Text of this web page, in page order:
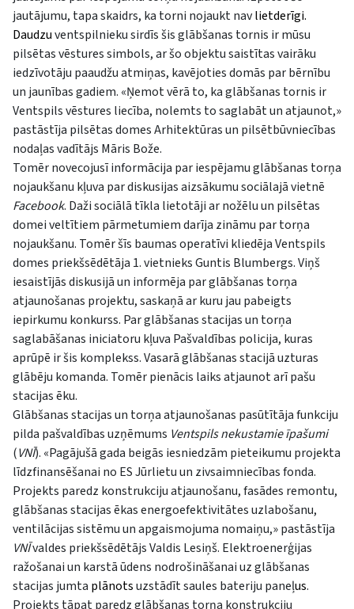
jautājumu, tapa skaidrs, ka torni nojaukt navlietderīgi.
Daudzuventspilnieku sirdīs šis glābšanas tornis ir mūsu
pilsētas vēstures simbols, ar šo objektu saistītas vairāku
iedzīvotāju paaudžu atmiņas, kavējoties domās par bērnību
un jaunības gadiem. «Ņemot vērā to, ka glābšanas tornis ir
Ventspils vēstures liecība, nolemts to saglabāt un atjaunot,»
pastāstīja pilsētas domes Arhitektūras un pilsētbūvniecības
nodaļas vadītājs Māris Bože.
Tomēr novecojusī informācija par iespējamu glābšanas torņa
nojaukšanu kļuva par diskusijas aizsākumu sociālajā vietnē
Facebook. Daži sociālā tīkla lietotāji ar nožēlu un pilsētas
domei veltītiem pārmetumiem darīja zināmu par torņa
nojaukšanu. Tomēr šīs baumas operatīvi kliedēja Ventspils
domes priekšsēdētāja 1. vietnieks Guntis Blumbergs. Viņš
iesaistījās diskusijā un informēja par glābšanas torņa
atjaunošanas projektu, saskaņā ar kuru jau pabeigts
iepirkumu konkurss. Par glābšanas stacijas un torņa
saglabāšanas iniciatoru kļuva Pašvaldības policija, kuras
aprūpē ir šis komplekss. Vasarā glābšanas stacijā uzturas
glābēju komanda. Tomēr pienācis laiks atjaunot arī pašu
stacijas ēku.
Glābšanas stacijas un torņa atjaunošanas pasūtītāja funkciju
pilda pašvaldības uzņēmums Ventspils nekustamie īpašumi
(VNĪ). «Pagājušā gada beigās iesniedzām pieteikumu projekta
līdzfinansēšanai no ES Jūrlietu un zivsaimniecības fonda.
Projekts paredz konstrukciju atjaunošanu, fasādes remontu,
glābšanas stacijas ēkas energoefektivitātes uzlabošanu,
ventilācijas sistēmu un apgaismojuma nomaiņu,» pastāstīja
VNĪvaldes priekšsēdētājs Valdis Lesiņš. Elektroenerģijas
ražošanai un karstā ūdens nodrošināšanai uz glābšanas
stacijas jumta plānotsuzstādīt saules bateriju paneļus.
Projekts tāpat paredz glābšanas torņa konstrukciju